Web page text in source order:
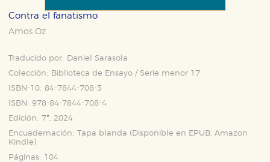
Contra el fanatismo
Amos Oz
Traducido por:
Daniel Sarasola
Colección:
Biblioteca de Ensayo / Serie menor 17
ISBN-10: 84-7844-708-3
ISBN: 978-84-7844-708-4
Edición: 7ª, 2024
Encuadernación: Tapa blanda (Disponible en EPUB,Amazon
Kindle )
Páginas: 104